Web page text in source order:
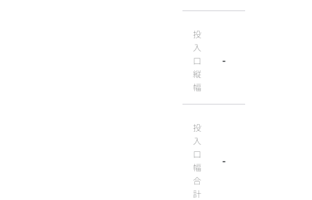
投
入
口
縦
幅
-
投
入
口
幅
合
計
-